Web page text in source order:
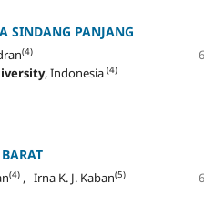
SINDANG PANJANG
(4)
, Indonesia (4)
(4) , Irna K. J. Kaban(5)